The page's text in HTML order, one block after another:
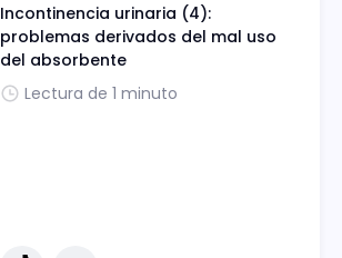
Incontinencia urinaria (4):
problemas derivados del mal uso
del absorbente
Lectura de 1 minuto